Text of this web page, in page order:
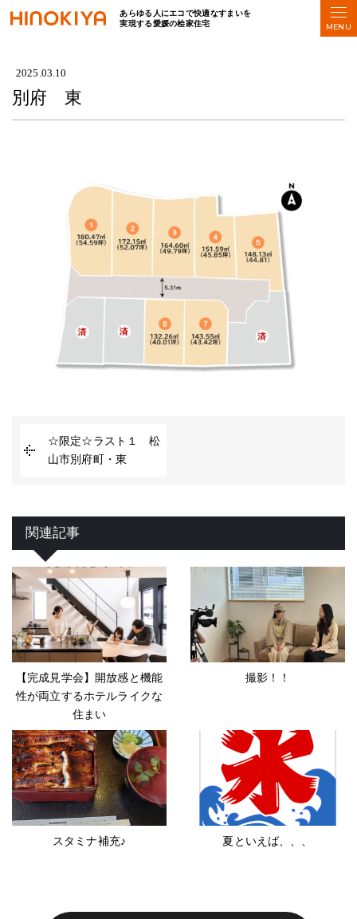
あらゆる人にエコで快適なすまいを
実現する愛媛の桧家住宅
2025.03.10
別府 東
☆限定☆ラスト１ 松
山市別府町・東
関連記事
【完成見学会】開放感と機能
性が両立するホテルライクな
住まい
撮影！！
スタミナ補充♪ 夏といえば、、、